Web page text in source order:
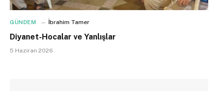
GÜNDEM İbrahim Tamer
Diyanet-Hocalar ve Yanlışlar
5 Haziran 2026